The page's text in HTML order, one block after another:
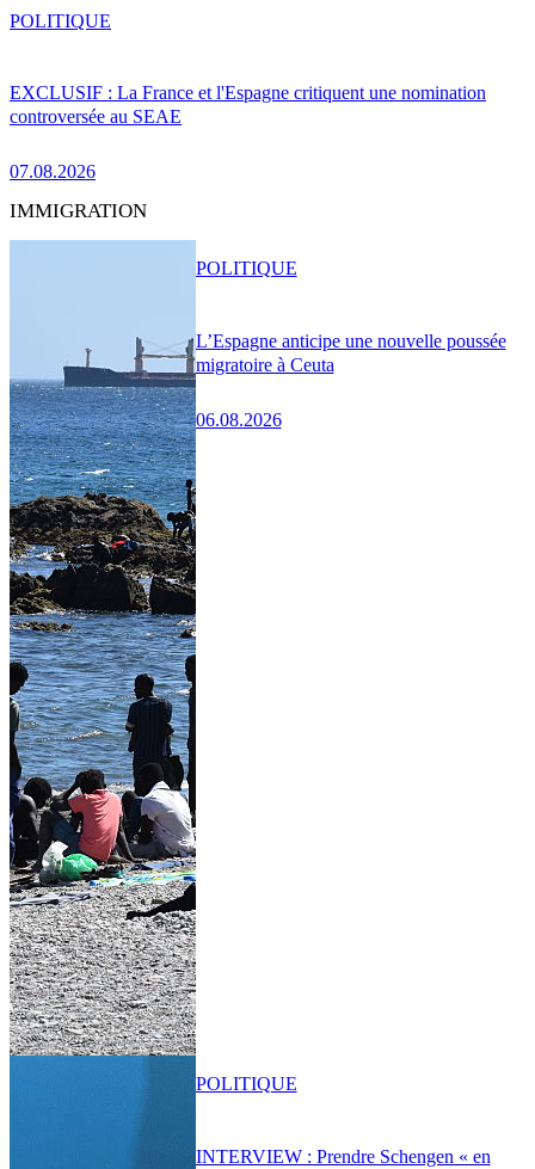
EXCLUSIF : La France et l'Espagne critiquent une nomination
controversée au SEAE
07.08.2026
POLITIQUE
IMMIGRATION
L’Espagne anticipe une nouvelle poussée
migratoire à Ceuta
06.08.2026
POLITIQUE
INTERVIEW : Prendre Schengen « en
POLITIQUE